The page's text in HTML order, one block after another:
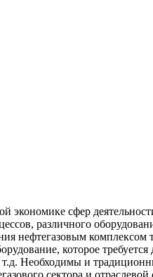
сфер
различного
нефтегазовым
которое
Необходимы и